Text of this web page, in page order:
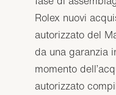
Rolex nuovi
autorizzato del
da una garanzia
momento
autorizzato